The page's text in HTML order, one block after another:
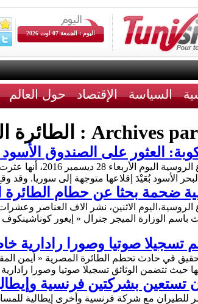
اليوم : الجمعة 07 اوت 2026
السياسة الإقتصاد حول العالم
Archives par الطائرة
العثور على الصندوق الأسود الثاني و
أعلنت وزارة
بُعَيْدَ إقلاعها متوجهة إلى سوريا. وقد وقع نقل 13 جثة
ضحمة بحثا عن حطام الطائرة
الروسية،اليوم الاثنين، نشر الاف العناصر
باسم الوزارة الميجر جنرال « إيغور
تسجيلا صوتيا وصورا رادارية
في حادث تحطم الطائرة المصرية « أيمن
حيث تتضمن الوثائق تسجيلا صوتيا وصورا
تستعين بشركتين فرنسية
للطيران مع شركة فرنسية وأخرى إيطالية